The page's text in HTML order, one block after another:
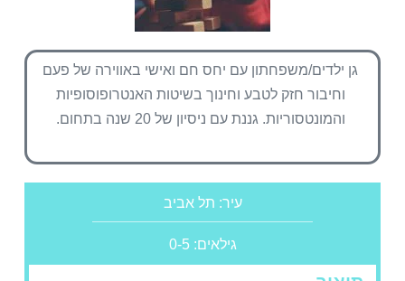
גן ילדים/משפחתון עם יחס חם ואישי באווירה של פעם
וחיבור חזק לטבע וחינוך בשיטות האנטרופוסופיות
והמונטסוריות. גננת עם ניסיון של 20 שנה בתחום.
עיר: תל אביב
גילאים: 0-5